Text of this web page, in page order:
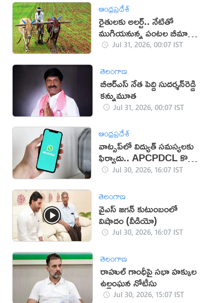
ఆంధ్రప్రదేశ్
రైతులకు అలర్ట్.. నేటితో
ముగియనున్న పంటల బీమా
గడువుJul 31, 2026, 00:07 IST
తెలంగాణ
బీఆర్‌ఎస్ నేత పెద్ది సుదర్శన్‌రెడ్డి
కన్నుమూత
Jul 31, 2026, 00:07 IST
ఆంధ్రప్రదేశ్
వాట్సప్‌లో విద్యుత్ సమస్యలకు
ఫిర్యాదు.. APCPDCL కొత్త
సేవలుJul 30, 2026, 16:07 IST
తెలంగాణ
వైఎస్ జగన్ కుటుంబంలో
విషాదం (వీడియో)
Jul 30, 2026, 16:07 IST
తెలంగాణ
రాహుల్ గాంధీపై సభా హక్కుల
ఉల్లంఘన నోటీసు
Jul 30, 2026, 15:07 IST